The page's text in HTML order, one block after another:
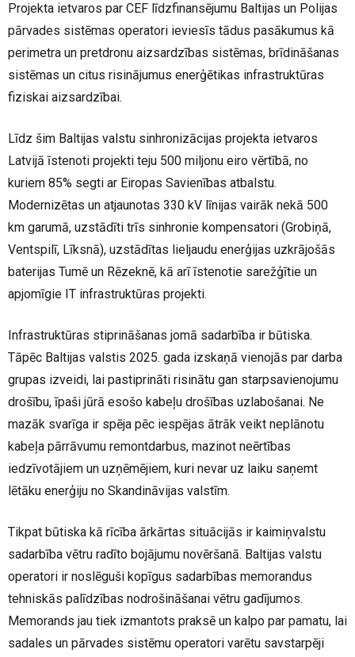
Projekta ietvaros par CEF līdzfinansējumu Baltijas un Polijas
pārvades sistēmas operatori ieviesīs tādus pasākumus kā
perimetra un pretdronu aizsardzības sistēmas, brīdināšanas
sistēmas un citus risinājumus enerģētikas infrastruktūras
fiziskai aizsardzībai.
Līdz šim Baltijas valstu sinhronizācijas projekta ietvaros
Latvijā īstenoti projekti teju 500 miljonu eiro vērtībā, no
kuriem 85% segti ar Eiropas Savienības atbalstu.
Modernizētas un atjaunotas 330 kV līnijas vairāk nekā 500
km garumā, uzstādīti trīs sinhronie kompensatori (Grobiņā,
Ventspilī, Līksnā), uzstādītas lieljaudu enerģijas uzkrājošās
baterijas Tumē un Rēzeknē, kā arī īstenotie sarežģītie un
apjomīgie IT infrastruktūras projekti.
Infrastruktūras stiprināšanas jomā sadarbība ir būtiska.
Tāpēc Baltijas valstis 2025. gada izskaņā vienojās par darba
grupas izveidi, lai pastiprināti risinātu gan starpsavienojumu
drošību, īpaši jūrā esošo kabeļu drošības uzlabošanai. Ne
mazāk svarīga ir spēja pēc iespējas ātrāk veikt neplānotu
kabeļa pārrāvumu remontdarbus, mazinot neērtības
iedzīvotājiem un uzņēmējiem, kuri nevar uz laiku saņemt
lētāku enerģiju no Skandināvijas valstīm.
Tikpat būtiska kā rīcība ārkārtas situācijās ir kaimiņvalstu
sadarbība vētru radīto bojājumu novēršanā. Baltijas valstu
operatori ir noslēguši kopīgus sadarbības memorandus
tehniskās palīdzības nodrošināšanai vētru gadījumos.
Memorands jau tiek izmantots praksē un kalpo par pamatu, lai
sadales un pārvades sistēmu operatori varētu savstarpēji